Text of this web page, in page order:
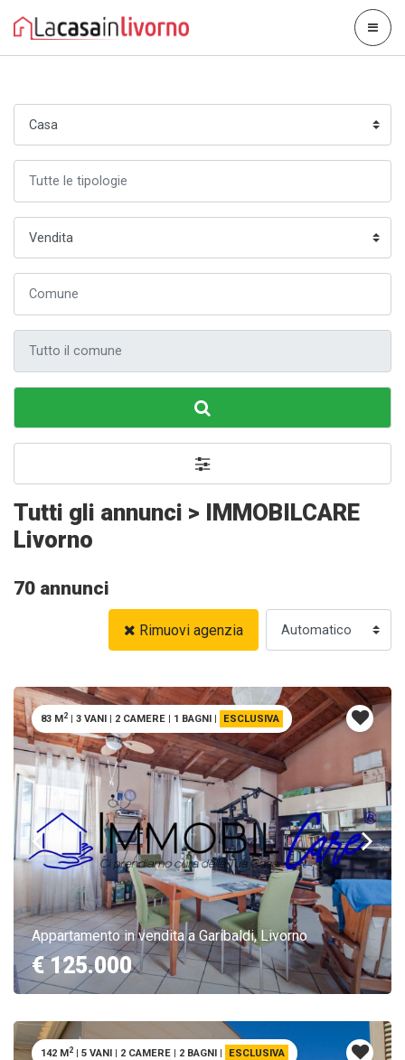
Tutti gli annunci > IMMOBILCARE
Livorno
70 annunci
Rimuovi agenzia
Appartamento in vendita a Garibaldi, Livorno
€ 125.000
83 M2 | 3 VANI | 2 CAMERE | 1 BAGNI | ESCLUSIVA
142 M2 | 5 VANI | 2 CAMERE | 2 BAGNI | ESCLUSIVA